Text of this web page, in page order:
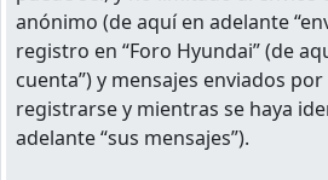
anónimo (de aquí en adelante
registro en “Foro Hyundai” (de
cuenta”) y mensajes enviados
registrarse y mientras se haya
adelante “sus mensajes”).